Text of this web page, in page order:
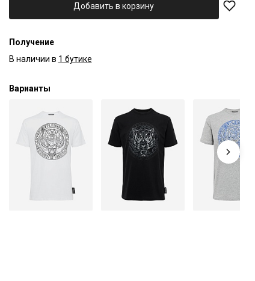
Добавить в корзину
Получение
В наличии в 1 бутике
Варианты